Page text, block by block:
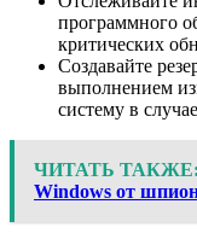
программного
критических
Создавайте
выполнением
систему в
ЧИТАТЬ ТАКЖЕ:
Windows от